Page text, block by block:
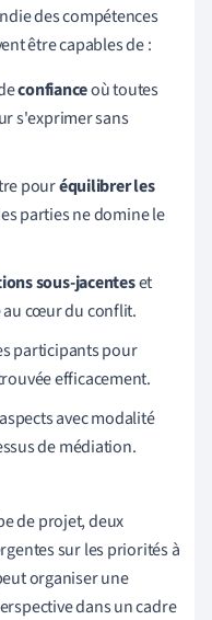
des compétences
être capables de :
confianceoù toutes
s'exprimer sans
pouréquilibrer les
parties ne domine le
sous-jacenteset
au cœur du conflit.
participants pour
efficacement.
avec modalité
de médiation.
de projet, deux
sur les priorités à
organiser une
dans un cadre